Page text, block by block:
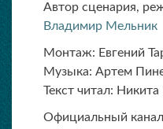
Автор сценария,
Владимир Мельник
Монтаж: Евгений
Музыка: Артем
Текст читал:
Официальный